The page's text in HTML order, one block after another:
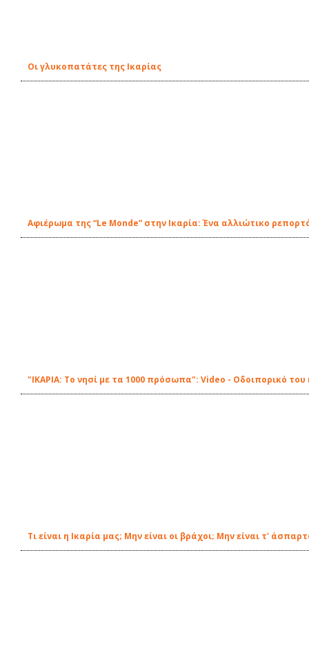
Οι γλυκοπατάτες της Ικαρίας
Αφιέρωμα της “Le Monde” στην Ικαρία: Ένα αλλιώτικο
"ΙΚΑΡΙΑ: Το νησί με τα 1000 πρόσωπα": Video - Οδοιπορικό
Τι είναι η Ικαρία μας; Μην είναι οι βράχοι; Μην είναι τ'